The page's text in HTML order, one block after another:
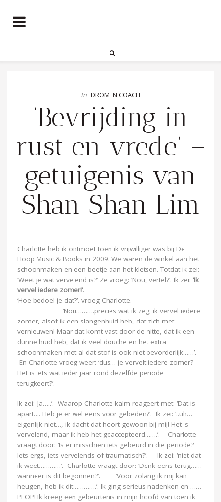
In DROMEN COACH
‘Bevrijding in
rust en vrede’ –
getuigenis van
Shan Shan Lim
Charlotte heb ik ontmoet toen ik vrijwilliger was bij De
Hoop Music & Books in 2009. We waren de winkel aan het
schoonmaken en een beetje aan het kletsen. Totdat ik zei:
‘Weet je wat vervelend is?’ Ze vroeg: ‘Nou, vertel?’. Ik zei: ‘Ik
vervel iedere zomer!’.
‘Hoe bedoel je dat?’. vroeg Charlotte.
‘Nou……….precies wat ik zeg; ik vervel iedere
zomer, alsof ik een slangenhuid heb, dat zich met
vernieuwen! Maar dat komt vast door de hitte, dat ik een
dunne huid heb, dat ik veel douche en het extra
schoonmaken met al dat stof is ook niet bevorderlijk……’.
En Charlotte vroeg weer: ‘dus… je vervelt iedere zomer?
Het is iets wat ieder jaar rond dezelfde periode
terugkeert?’.
Ik zei: ‘Ja…..’. Waarop Charlotte kalm reageert met: ‘Dat is
apart…. Heb je er wel eens voor gebeden?’. Ik zei: ‘..uh…
eigenlijk niet…, ik dacht dat hoort gewoon bij mij! Het is
vervelend, maar ik heb het geaccepteerd…….’. Charlotte
vraagt door: ‘Is er misschien iets gebeurd in die periode?
Iets ergs, iets vervelends of traumatisch?’. Ik zei: ‘niet dat
ik weet…………’. Charlotte vraagt door: ‘Denk eens terug……
wanneer is dit begonnen?’. ‘Voor zolang ik mij kan
heugen, heb ik dit………….’. Ik ging serieus nadenken en ……
PLOP! Ik kreeg een gebeurtenis in mijn hoofd van toen ik